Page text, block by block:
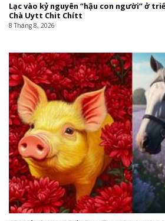
Lạc vào kỷ nguyên “hậu con người” ở
Chà Uytt Chit Chítt
8 Tháng 8, 2026